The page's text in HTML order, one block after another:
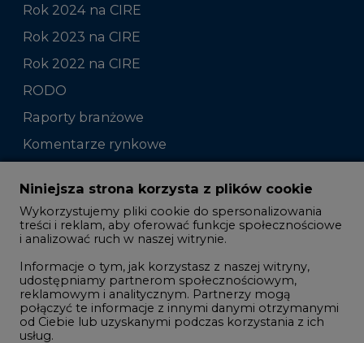
Rok 2024 na CIRE
Rok 2023 na CIRE
Rok 2022 na CIRE
RODO
Raporty branżowe
Komentarze rynkowe
Zmiany kadrowe na rynku
Studio CIRE
Rozmowy o energetyce
Gospodarka
Geopolityka
LTE450
Niniejsza strona korzysta z plików cookie
Wykorzystujemy pliki cookie do spersonalizowania
treści i reklam, aby oferować funkcje społecznościowe
i analizować ruch w naszej witrynie.
Informacje o tym, jak korzystasz z naszej witryny,
udostępniamy partnerom społecznościowym,
reklamowym i analitycznym. Partnerzy mogą
połączyć te informacje z innymi danymi otrzymanymi
od Ciebie lub uzyskanymi podczas korzystania z ich
usług.